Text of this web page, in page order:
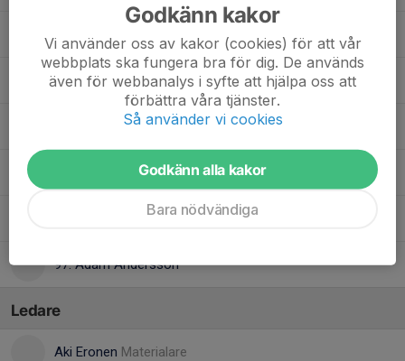
44. Ahlbin Hernod
51. Edvin Åström
70. August Eriksson
71. Miloš Pušac
88. Wille Mårtensson
97. Adam Andersson
Ledare
Aki Eronen Materialare
Godkänn kakor
Vi använder oss av kakor (cookies) för att vår
webbplats ska fungera bra för dig. De används
även för webbanalys i syfte att hjälpa oss att
förbättra våra tjänster.
Så använder vi cookies
Godkänn alla kakor
Bara nödvändiga